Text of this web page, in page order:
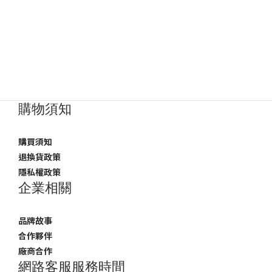
購物須知
購買須知
退換貨政策
隱私權政策
企業相關
品牌故事
合作夥伴
廠商合作
網路客服服務時間